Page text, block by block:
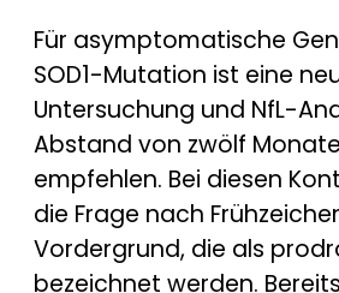
Für asymptomatische
SOD1-Mutation ist eine
Untersuchung und NfL-
Abstand von zwölf
empfehlen. Bei diesen
die Frage nach
Vordergrund, die als
bezeichnet werden.